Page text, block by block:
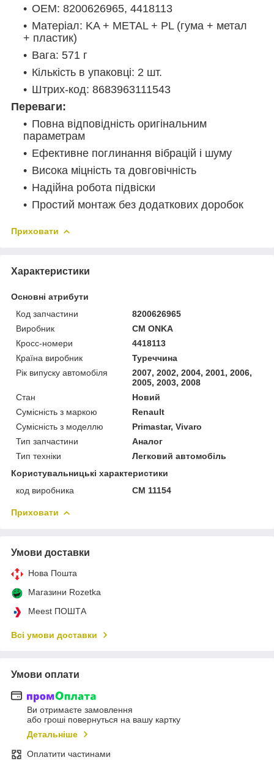
OEM: 8200626965, 4418113
Матеріал: KA + METAL + PL (гума + метал
+ пластик)
Вага: 571 г
Кількість в упаковці: 2 шт.
Штрих-код: 8683963111543
Переваги:
Повна відповідність оригінальним
параметрам
Ефективне поглинання вібрацій і шуму
Висока міцність та довговічність
Надійна робота підвіски
Простий монтаж без додаткових доробок
Приховати
Характеристики
Основні атрибути
Код запчастини
8200626965
Виробник
CM ONKA
Кросс-номери
4418113
Країна виробник
Туреччина
Рік випуску автомобіля
2007, 2002, 2004, 2001, 2006,
2005, 2003, 2008
Стан
Новий
Сумісність з маркою
Renault
Сумісність з моделлю
Primastar, Vivaro
Тип запчастини
Аналог
Тип техніки
Легковий автомобіль
Користувальницькі характеристики
код виробника
CM 11154
Приховати
Умови доставки
Нова Пошта
Магазини Rozetka
Meest ПОШТА
Всі умови доставки
Умови оплати
Ви отримаєте замовлення
або гроші повернуться на вашу картку
Детальніше
Оплатити частинами